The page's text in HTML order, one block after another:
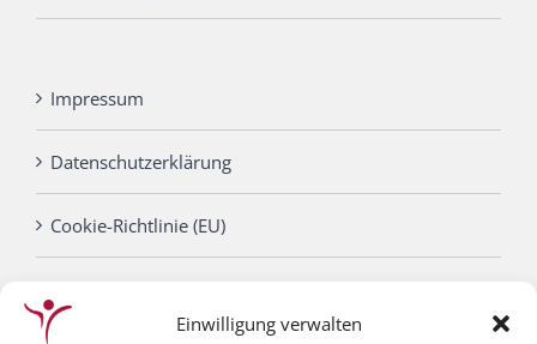
Einwilligung verwalten
Impressum
Datenschutzerklärung
Cookie-Richtlinie (EU)